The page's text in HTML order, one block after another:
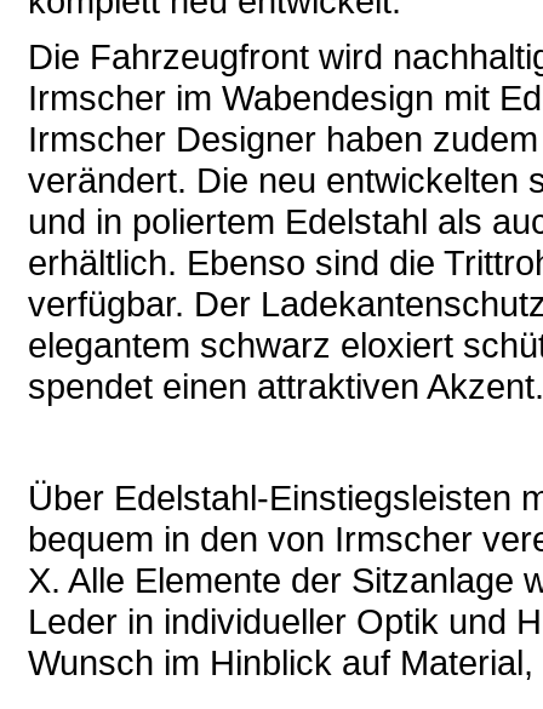
Die Fahrzeugfront wird
Irmscher im Wabendesign mit
Irmscher Designer haben
verändert. Die neu entwickelten
und in poliertem Edelstahl als
erhältlich. Ebenso sind die
verfügbar. Der
elegantem schwarz eloxiert
spendet einen attraktiven Akzent.
Über Edelstahl-Einstiegsleisten
bequem in den von Irmscher
X. Alle Elemente der Sitzanlage
Leder in individueller Optik und
Wunsch im Hinblick auf